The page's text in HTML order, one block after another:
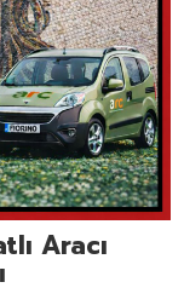
Aracı